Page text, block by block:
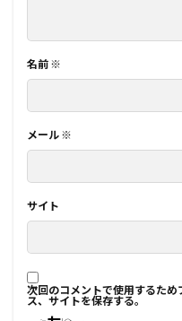
名前 ※
メール ※
サイト
次回のコメントで使用するた
ス、サイトを保存する。